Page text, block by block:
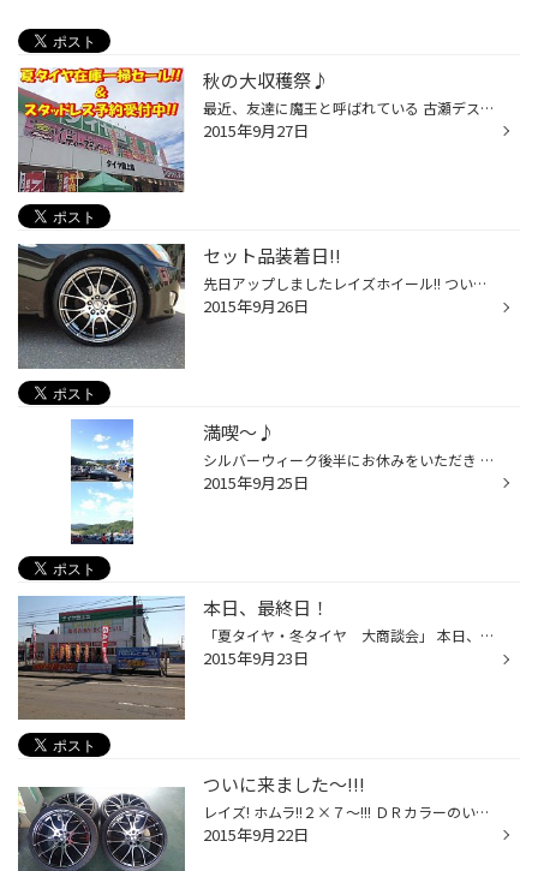
秋の大収穫祭♪
最近、友達に魔王と呼ばれている 古瀬デス☆ 意味は・・・ 友達にしか分かりません・・・(笑) さて、昨日から開催してます 『 秋 の 大 収 穫 祭 』 たくさんの方にご来店いただき ありがとうございます(*^∀^*)/ 夏タイヤは在庫一掃セールしております♪ スタッドレスは早期ご予約を承っており...
2015年9月27日
セット品装着日!!
先日アップしましたレイズホイール!! ついにこの日がやってきました～(*^^)v ﾃﾝｼｮﾝあがりすぎて装着前画像を 撮るの忘れました…ｽﾝﾏｾﾝ 純正17～19にインチアップ!! ｽﾎﾟｰﾃｨでキマってますね～(*^^)v 天気も味方してヒカリ輝いてます。 まぶすぃ～(*^^)v 10月の末にはドレスアップフェア開催します。 ...
2015年9月26日
満喫～♪
シルバーウィーク後半にお休みをいただき 宮城県へ行ってきました(^o^)丿 そうです！！車のイベント『Ｋｄａｙ!!』 普段見れない車を堪能してきました♪ 車で５時間・・・遠いな～と思いながらも 意外と運転できるものですね(笑) さて、行きも帰りも高速道路は路肩に止まって レッカーに運ばれている...
2015年9月25日
本日、最終日！
「夏タイヤ・冬タイヤ 大商談会」 本日、最終日になっております！ 夏タイヤ在庫セール・スタッドレスタイヤ早期予約セールで 大変お得となっております。 是非×2、皆さまのご来店をお待ちしております
2015年9月23日
ついに来ました～!!!
レイズ! ホムラ!!２×７～!!! ＤＲカラーのいぶし銀♪ 渋いですね～(*^^)v 近日!装着画像アップしますので お楽しみに～♪
2015年9月22日